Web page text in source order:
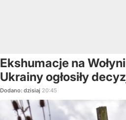
Ekshumacje na
Ukrainy ogłosiły
Dodano: dzisiaj 20:45